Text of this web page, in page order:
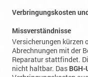
Versicherungen kürzen
Abrechnungen mit der
Reparatur stattfindet.
nicht haltbar. Das
Verbringungskosten
erstattungsfähig sind.
herauszurechnen, nur